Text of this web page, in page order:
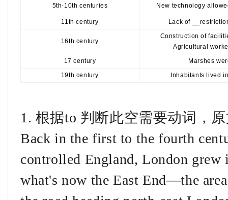
5th-10th centuries New technology
11th century Lack of
16th century
Construction of
Agricultural
17 century
Marshes
19th century
Inhabitants lived
1. 根据to 判断此空需要动词，
Back in the first to the fourth
controlled England, London
what's now the East End—the